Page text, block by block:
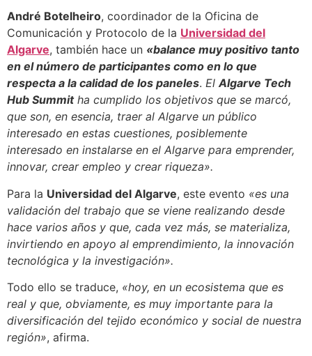
André Botelheiro, coordinador de la Oficina de
Comunicación y Protocolo de la Universidad del
Algarve, también hace un «balance muy positivo tanto
en el número de participantes como en lo que
respecta a la calidad de los paneles. ElAlgarve Tech
Hub Summitha cumplido los objetivos que se marcó,
que son, en esencia, traer al Algarve un público
interesado en estas cuestiones, posiblemente
interesado en instalarse en el Algarve para emprender,
innovar, crear empleo y crear riqueza».
Para la Universidad del Algarve, este evento «es una
validación del trabajo que se viene realizando desde
hace varios años y que, cada vez más, se materializa,
invirtiendo en apoyo al emprendimiento, la innovación
tecnológica y la investigación».
Todo ello se traduce, «hoy, en un ecosistema que es
real y que, obviamente, es muy importante para la
diversificación del tejido económico y social de nuestra
región», afirma.